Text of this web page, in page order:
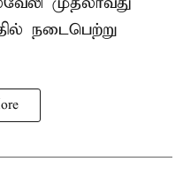
நடைபெற்று